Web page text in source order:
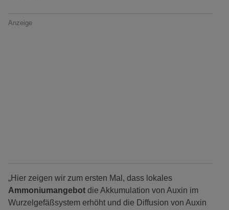
Anzeige
„Hier zeigen wir zum ersten Mal, dass lokales
Ammoniumangebot die Akkumulation von Auxin im
Wurzelgefäßsystem erhöht und die Diffusion von Auxin